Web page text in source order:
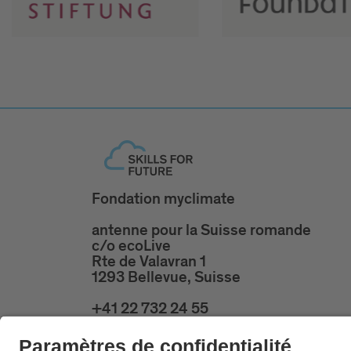
Fondation myclimate
antenne pour la Suisse romande
c/o ecoLive
Rte de Valavran 1
1293 Bellevue, Suisse
+41 22 732 24 55